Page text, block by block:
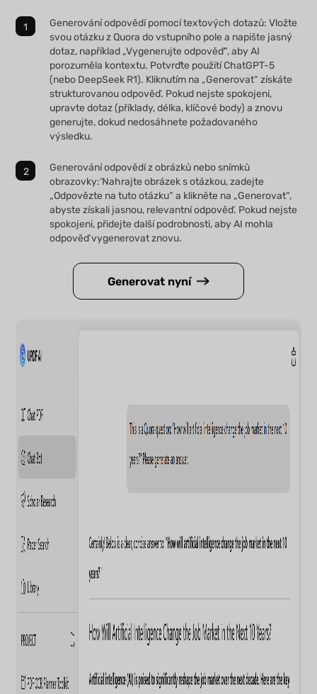
Generování odpovědí pomocí textových dotazů: Vložte
svou otázku z Quora do vstupního pole a napište jasný
dotaz, například „Vygenerujte odpověď“, aby AI
porozuměla kontextu. Potvrďte použití ChatGPT-5
(nebo DeepSeek R1). Kliknutím na „Generovat“ získáte
strukturovanou odpověď. Pokud nejste spokojeni,
upravte dotaz (příklady, délka, klíčové body) a znovu
generujte, dokud nedosáhnete požadovaného
výsledku.
Generování odpovědí z obrázků nebo snímků
obrazovky:‘Nahrajte obrázek s otázkou, zadejte
„Odpovězte na tuto otázku“ a klikněte na „Generovat“,
abyste získali jasnou, relevantní odpověď. Pokud nejste
spokojeni, přidejte další podrobnosti, aby AI mohla
odpověď vygenerovat znovu.
Generovat nyní